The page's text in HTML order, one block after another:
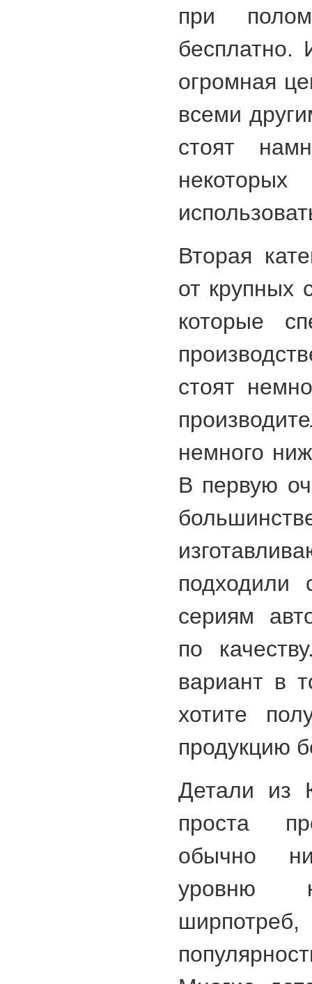
при
бесплатно.
огромная
всеми
стоят
Вторая
от крупных
которые
стоят
немного
В первую
подходили
сериям
по
вариант в
хотите
продукцию
Детали из
проста
обычно
уровню
ширпотреб,